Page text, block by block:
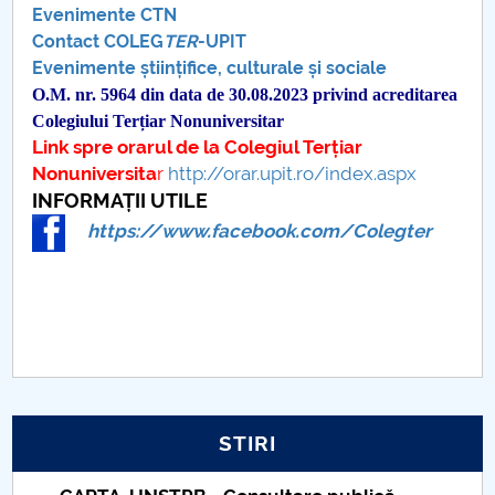
Evenimente CTN
Contact COLEGTER-UPIT
Evenimente științifice, culturale și sociale
O.M. nr. 5964 din data de 30.08.2023 privind acreditarea
Colegiului Terțiar Nonuniversitar
Link spre orarul de la Colegiul Terțiar
Nonuniversitar http://orar.upit.ro/index.aspx
INFORMAȚII UTILE
https://www.facebook.com/Colegter
STIRI